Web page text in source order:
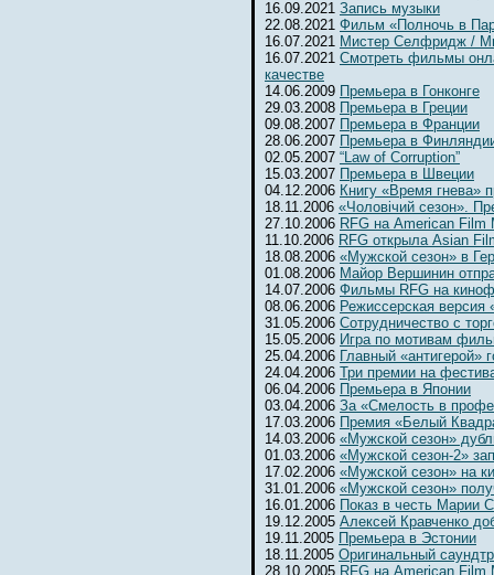
16.09.2021 Запись музыки
22.08.2021 Фильм «Полночь в
16.07.2021 Мистер Селфридж /
16.07.2021 Смотреть фильмы
качестве
14.06.2009 Премьера в Гонконге
29.03.2008 Премьера в Греции
09.08.2007 Премьера в Франции
28.06.2007 Премьера в
02.05.2007 “Law of Corruption”
15.03.2007 Премьера в Швеции
04.12.2006 Книгу «Время гнева»
18.11.2006 «Чоловiчий сезон».
27.10.2006 RFG на American Film
11.10.2006 RFG открыла Asian
18.08.2006 «Мужской сезон» в
01.08.2006 Майор Вершинин
14.07.2006 Фильмы RFG на
08.06.2006 Режиссерская версия
31.05.2006 Сотрудничество с
15.05.2006 Игра по мотивам
25.04.2006 Главный «антигерой»
24.04.2006 Три премии на
06.04.2006 Премьера в Японии
03.04.2006 За «Смелость в
17.03.2006 Премия «Белый
14.03.2006 «Мужской сезон»
01.03.2006 «Мужской сезон-2»
17.02.2006 «Мужской сезон» на
31.01.2006 «Мужской сезон»
16.01.2006 Показ в честь Марии
19.12.2005 Алексей Кравченко
19.11.2005 Премьера в Эстонии
18.11.2005 Оригинальный
28.10.2005 RFG на American Film